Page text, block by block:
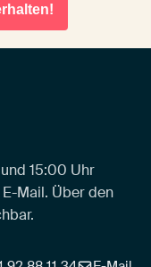
15:00 Uhr
Mail. Über den